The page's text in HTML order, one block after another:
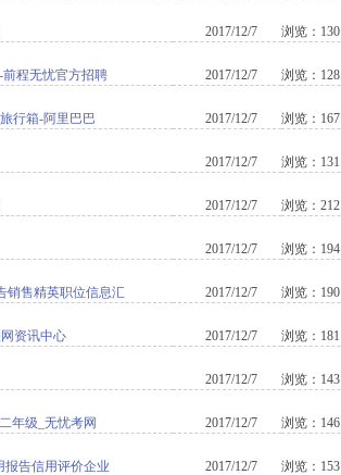
2017/12/7 浏览：130
前程无忧官方招聘 2017/12/7 浏览：128
行箱-阿里巴巴 2017/12/7 浏览：167
2017/12/7 浏览：131
2017/12/7 浏览：212
2017/12/7 浏览：194
销售精英职位信息汇 2017/12/7 浏览：190
资讯中心 2017/12/7 浏览：181
2017/12/7 浏览：143
年级_无忧考网 2017/12/7 浏览：146
报告信用评价企业 2017/12/7 浏览：153